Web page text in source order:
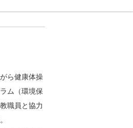
ら健康体操
ム（環境保
職員と協力